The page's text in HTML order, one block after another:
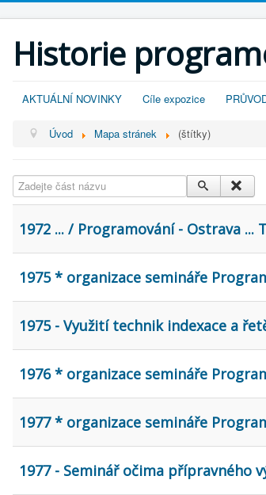
Historie
AKTUÁLNÍ NOVINKY Cíle expozice
Úvod Mapa stránek (štítky)
Zadejte část názvu
1972 ... / Programování - Ostrava ...
1975 * organizace semináře
1975 - Využití technik indexace a
1976 * organizace semináře
1977 * organizace semináře
1977 - Seminář očima přípravného